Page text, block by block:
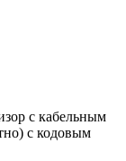
с кабельным
с кодовым